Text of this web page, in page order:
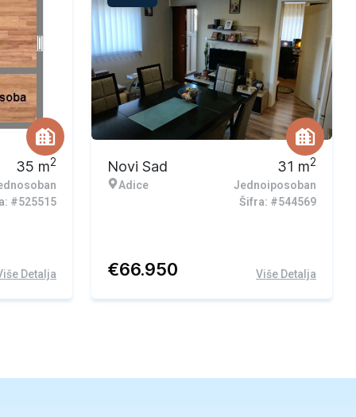
35 m2
#525515
Detalja
Novi Sad
Adice
31 m2
Jednoiposoban
Šifra: #544569
€66.950 Više Detalja